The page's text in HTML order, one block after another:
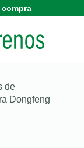
de
Dongfeng